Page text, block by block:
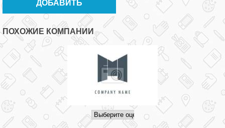
ПОХОЖИЕ КОМПАНИИ